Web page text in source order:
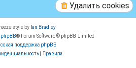
Удалить cookies
style by Ian Bradley
phpBB® Forum Software © phpBB Limited
поддержка phpBB
Правила